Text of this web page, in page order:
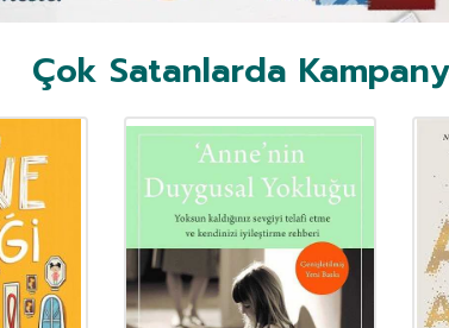
Çok Satanlarda